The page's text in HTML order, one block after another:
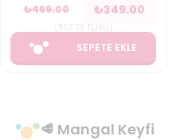
₺469.00 ₺349.00
SEPETE EKLE
🥩 Mangal Keyfi